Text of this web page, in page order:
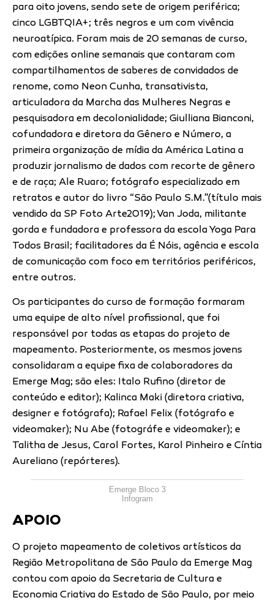
para oito jovens, sendo sete de origem periférica;
cinco LGBTQIA+; três negros e um com vivência
neuroatípica. Foram mais de 20 semanas de curso,
com edições online semanais que contaram com
compartilhamentos de saberes de convidados de
renome, como Neon Cunha, transativista,
articuladora da Marcha das Mulheres Negras e
pesquisadora em decolonialidade; Giulliana Bianconi,
cofundadora e diretora da Gênero e Número, a
primeira organização de mídia da América Latina a
produzir jornalismo de dados com recorte de gênero
e de raça; Ale Ruaro; fotógrafo especializado em
retratos e autor do livro “São Paulo S.M.”(título mais
vendido da SP Foto Arte2019); Van Joda, militante
gorda e fundadora e professora da escola Yoga Para
Todos Brasil; facilitadores da É Nóis, agência e escola
de comunicação com foco em territórios periféricos,
entre outros.
Os participantes do curso de formação formaram
uma equipe de alto nível profissional, que foi
responsável por todas as etapas do projeto de
mapeamento. Posteriormente, os mesmos jovens
consolidaram a equipe fixa de colaboradores da
Emerge Mag; são eles: Italo Rufino (diretor de
conteúdo e editor); Kalinca Maki (diretora criativa,
designer e fotógrafa); Rafael Felix (fotógrafo e
videomaker); Nu Abe (fotográfe e videomaker); e
Talitha de Jesus, Carol Fortes, Karol Pinheiro e Cíntia
Aureliano (repórteres).
Emerge Bloco 3
Infogram
APOIO
O projeto mapeamento de coletivos artísticos da
Região Metropolitana de São Paulo da Emerge Mag
contou com apoio da Secretaria de Cultura e
Economia Criativa do Estado de São Paulo, por meio